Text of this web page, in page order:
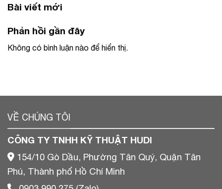
Bài viết mới
Phản hồi gần đây
Không có bình luận nào để hiển thị.
VỀ CHÚNG TÔI
CÔNG TY TNHH KỸ THUẬT HUDI
154/10 Gò Dầu, Phường Tân Quý, Quận Tân
Phú, Thành phố Hồ Chí Minh